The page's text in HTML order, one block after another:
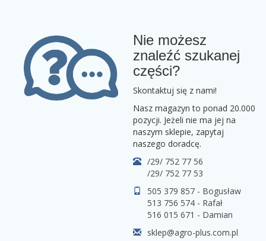
Nie możesz
znaleźć szukanej
części?
Skontaktuj się z nami!
Nasz magazyn to ponad 20.000
pozycji. Jeżeli nie ma jej na
naszym sklepie, zapytaj
naszego doradcę.
/29/ 752 77 56
/29/ 752 77 53
505 379 857 - Bogusław
513 756 574 - Rafał
516 015 671 - Damian
sklep@agro-plus.com.pl